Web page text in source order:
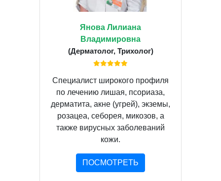
Янова Лилиана
Владимировна
(Дерматолог, Трихолог)
Специалист широкого профиля
по лечению лишая, псориаза,
дерматита, акне (угрей), экземы,
розацеа, себорея, микозов, а
также вирусных заболеваний
кожи.
ПОСМОТРЕТЬ